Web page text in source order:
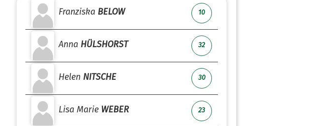
Franziska BELOW 10
Anna HÜLSHORST 32
Helen NITSCHE 30
Lisa Marie WEBER 23